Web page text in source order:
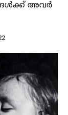
അവർ